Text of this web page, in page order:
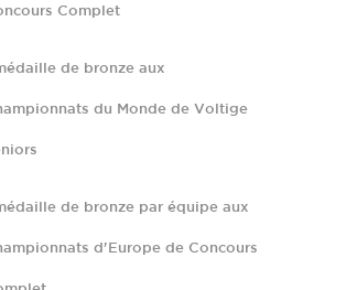
Complet
de bronze aux
du Monde de Voltige
de bronze par équipe aux
d'Europe de Concours